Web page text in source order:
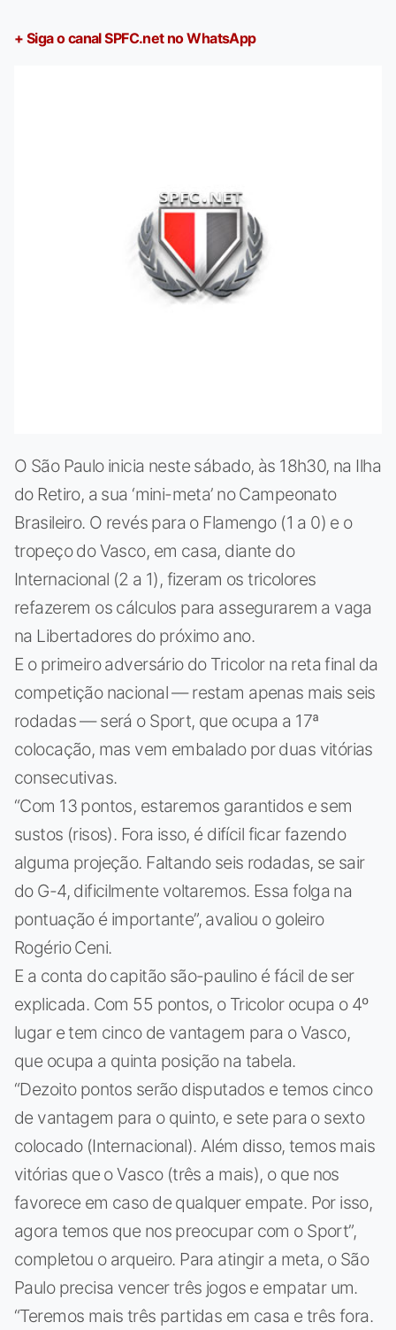
+ Siga o canal SPFC.net no WhatsApp
O São Paulo inicia neste sábado, às 18h30, na Ilha
do Retiro, a sua ‘mini-meta’ no Campeonato
Brasileiro. O revés para o Flamengo (1 a 0) e o
tropeço do Vasco, em casa, diante do
Internacional (2 a 1), fizeram os tricolores
refazerem os cálculos para assegurarem a vaga
na Libertadores do próximo ano.
E o primeiro adversário do Tricolor na reta final da
competição nacional — restam apenas mais seis
rodadas — será o Sport, que ocupa a 17ª
colocação, mas vem embalado por duas vitórias
consecutivas.
“Com 13 pontos, estaremos garantidos e sem
sustos (risos). Fora isso, é difícil ficar fazendo
alguma projeção. Faltando seis rodadas, se sair
do G-4, dificilmente voltaremos. Essa folga na
pontuação é importante”, avaliou o goleiro
Rogério Ceni.
E a conta do capitão são-paulino é fácil de ser
explicada. Com 55 pontos, o Tricolor ocupa o 4º
lugar e tem cinco de vantagem para o Vasco,
que ocupa a quinta posição na tabela.
“Dezoito pontos serão disputados e temos cinco
de vantagem para o quinto, e sete para o sexto
colocado (Internacional). Além disso, temos mais
vitórias que o Vasco (três a mais), o que nos
favorece em caso de qualquer empate. Por isso,
agora temos que nos preocupar com o Sport”,
completou o arqueiro. Para atingir a meta, o São
Paulo precisa vencer três jogos e empatar um.
“Teremos mais três partidas em casa e três fora.